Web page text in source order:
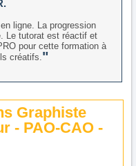
ligne. La progression
Le tutorat est réactif et
pour cette formation à
créatifs.
Graphiste
- PAO-CAO -